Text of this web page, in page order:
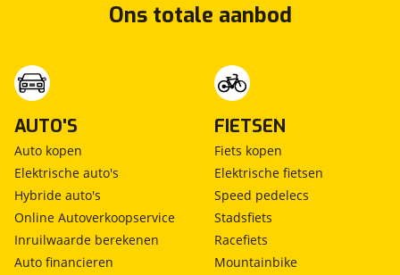
Ons totale aanbod
AUTO'S
Auto kopen
Elektrische auto's
Hybride auto's
Online Autoverkoopservice
Inruilwaarde berekenen
Auto financieren
FIETSEN
Fiets kopen
Elektrische fietsen
Speed pedelecs
Stadsfiets
Racefiets
Mountainbike